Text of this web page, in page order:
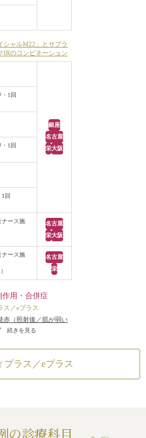
したお肌になりまし
シャルM22」とサブラ
IRのコンビネーション
銀座
名古屋
栄大阪
1回
1回
回
ナース施
名古屋
栄大阪
ナース施
名古屋
栄
作用・合併症
ス／eプラス
赤（照射後／肌が弱い
）続きを見る
プラス／eプラス
の診療科目